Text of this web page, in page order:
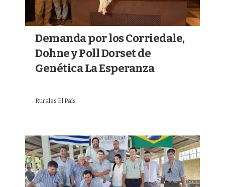
Demanda por los Corriedale,
Dohne y Poll Dorset de
Genética La Esperanza
Rurales El País